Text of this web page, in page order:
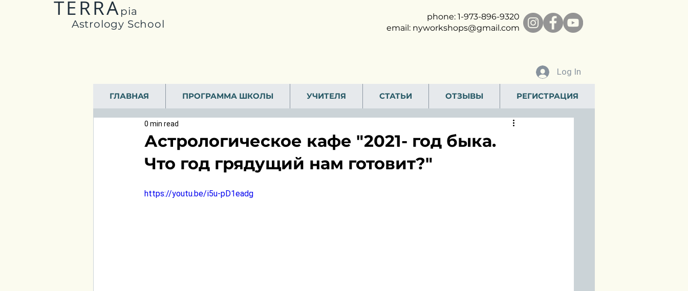
TERRA pia
Astrology School
phone: 1-973-896-9320
email: nyworkshops@gmail.com
Log In
ГЛАВНАЯ ПРОГРАММА ШКОЛЫ УЧИТЕЛЯ СТАТЬИ ОТЗЫВЫ РЕГИСТРАЦИЯ
Астрологическое кафе "2021- год быка.
Что год грядущий нам готовит?"
0 min read
https://youtu.be/i5u-pD1eadg